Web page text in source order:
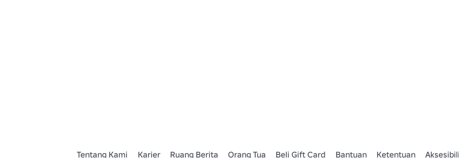
Tentang Kami Karier Ruang Berita Orang Tua Beli Gift Card Bantuan Ketentuan